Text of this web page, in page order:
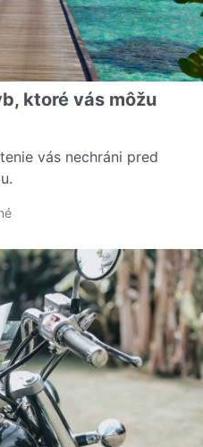
ktoré vás môžu
vás nechráni pred